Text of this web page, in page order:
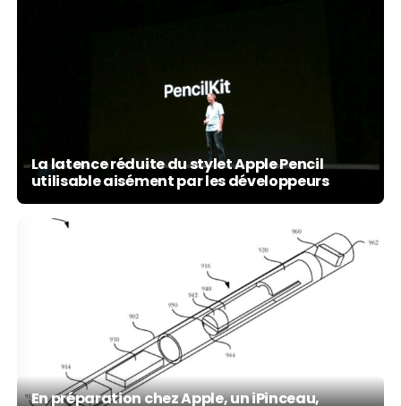
La latence réduite du stylet Apple Pencil
utilisable aisément par les développeurs
En préparation chez Apple, un iPinceau,